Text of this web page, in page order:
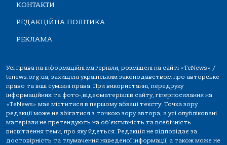
КОНТАКТИ
РЕДАКЦІЙНА ПОЛІТИКА
РЕКЛАМА
Усі права на інформаційні матеріали, розміщені на сайті «TeNews» /
tenews.org.ua, захищені українським законодавством про авторське
право та інші суміжні права. При використанні, передруку
інформаційних та фото-,відеоматеріалів сайту, гіперпосилання на
«TeNews» має міститися в першому абзаці тексту. Точка зору
редакції може не збігатися з точкою зору автора, а усі опубліковані
матеріали не претендують на об'єктивність та всебічність
висвітлення теми, про яку йдеться. Редакція не відповідає за
достовірність та тлумачення наведеної інформації, а також може не